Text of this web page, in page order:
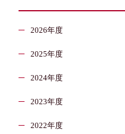
2026年度
2025年度
2024年度
2023年度
2022年度